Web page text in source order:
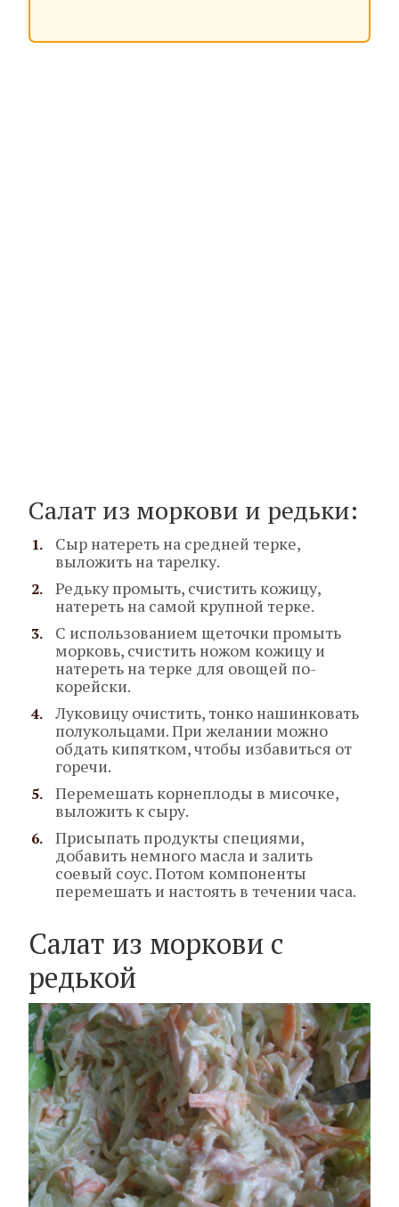
Салат из моркови и редьки:
Сыр натереть на средней терке,
выложить на тарелку.
Редьку промыть, счистить кожицу,
натереть на самой крупной терке.
С использованием щеточки промыть
морковь, счистить ножом кожицу и
натереть на терке для овощей по-
корейски.
Луковицу очистить, тонко нашинковать
полукольцами. При желании можно
обдать кипятком, чтобы избавиться от
горечи.
Перемешать корнеплоды в мисочке,
выложить к сыру.
Присыпать продукты специями,
добавить немного масла и залить
соевый соус. Потом компоненты
перемешать и настоять в течении часа.
Салат из моркови с
редькой